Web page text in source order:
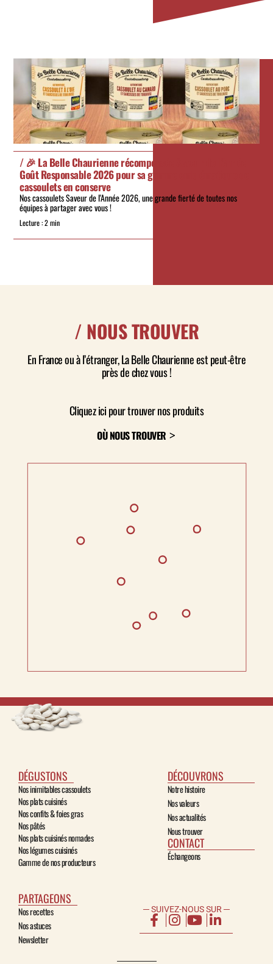
/ 🎉 La Belle Chaurienne récompensée Saveur de l’Année
Goût Responsable 2026 pour sa gamme emblématique de
cassoulets en conserve
Nos cassoulets Saveur de l'Année 2026, une grande fierté de toutes nos
équipes à partager avec vous !
Lecture : 2 min
/ NOUS TROUVER
En France ou à l’étranger, La Belle Chaurienne est peut-être
près de chez vous !
Cliquez ici pour trouver nos produits
OÙ NOUS TROUVER
DÉGUSTONS
Nos inimitables cassoulets
Nos plats cuisinés
Nos confits & foies gras
Nos pâtés
Nos plats cuisinés nomades
Nos légumes cuisinés
Gamme de nos producteurs
DÉCOUVRONS
Notre histoire
Nos valeurs
Nos actualités
Nous trouver
CONTACT
Échangeons
PARTAGEONS
Nos recettes
Nos astuces
Newsletter
─ SUIVEZ-NOUS SUR ─